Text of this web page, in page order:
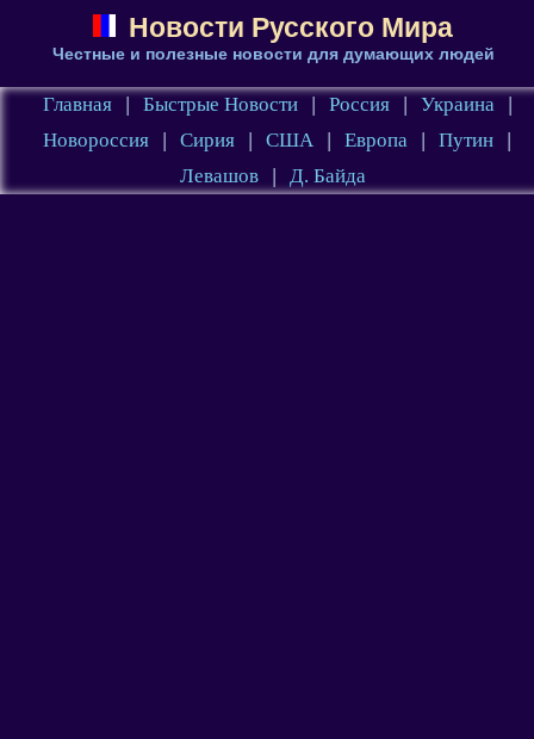
Новости Русского Мира
Честные и полезные новости для думающих людей
Главная | Быстрые Новости | Россия | Украина
|
Новороссия
| Сирия | США | Европа | Путин
|
Левашов
| Д. Байда